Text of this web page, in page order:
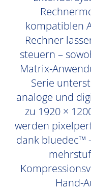
kompatiblen
Rechner
steuern –
Matrix-
Serie
analoge und
zu 1920 ×
werden
dank bluedec™
Hand-